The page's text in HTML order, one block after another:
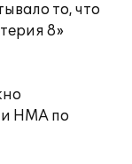
то, что
8»
и НМА по